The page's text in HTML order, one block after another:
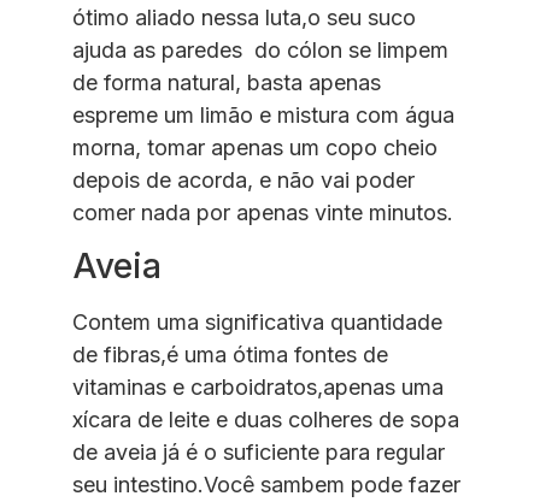
ótimo aliado nessa luta,o seu suco
ajuda as paredes do cólon se limpem
de forma natural, basta apenas
espreme um limão e mistura com água
morna, tomar apenas um copo cheio
depois de acorda, e não vai poder
comer nada por apenas vinte minutos.
Aveia
Contem uma significativa quantidade
de fibras,é uma ótima fontes de
vitaminas e carboidratos,apenas uma
xícara de leite e duas colheres de sopa
de aveia já é o suficiente para regular
seu intestino.Você sambem pode fazer